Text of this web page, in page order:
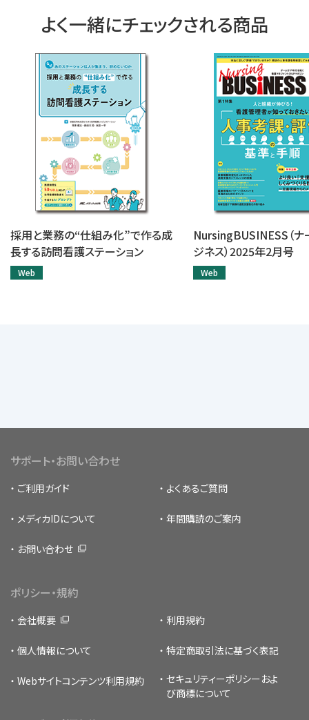
よく一緒にチェックされる商品
採用と業務の“仕組み化”で作る成
長する訪問看護ステーション
Web
NursingBUSINESS（ナ
ジネス）2025年2月号
Web
サポート・お問い合わせ
ご利用ガイド よくあるご質問
メディカIDについて 年間購読のご案内
お問い合わせ
ポリシー・規約
会社概要 利用規約
個人情報について 特定商取引法に基づく表記
Webサイトコンテンツ利用規約 セキュリティーポリシー およ
び商標について